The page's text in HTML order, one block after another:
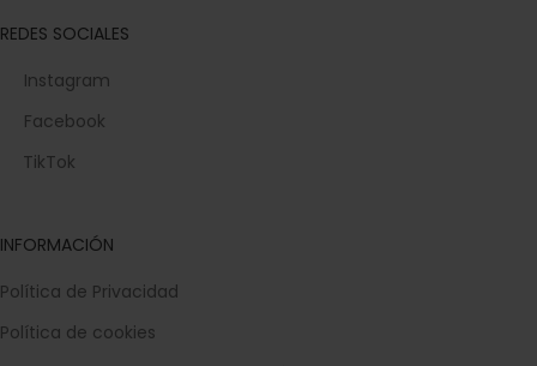
REDES SOCIALES
Instagram
Facebook
TikTok
INFORMACIÓN
Política de Privacidad
Política de cookies